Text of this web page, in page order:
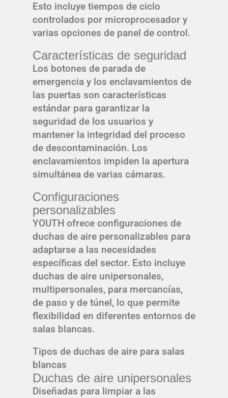
Esto incluye tiempos de ciclo
controlados por microprocesador y
varias opciones de panel de control.
Características de seguridad
Los botones de parada de
emergencia y los enclavamientos de
las puertas son características
estándar para garantizar la
seguridad de los usuarios y
mantener la integridad del proceso
de descontaminación. Los
enclavamientos impiden la apertura
simultánea de varias cámaras.
Configuraciones
personalizables
YOUTH ofrece configuraciones de
duchas de aire personalizables para
adaptarse a las necesidades
específicas del sector. Esto incluye
duchas de aire unipersonales,
multipersonales, para mercancías,
de paso y de túnel, lo que permite
flexibilidad en diferentes entornos de
salas blancas.
Tipos de duchas de aire para salas
blancas
Duchas de aire unipersonales
Diseñadas para limpiar a las